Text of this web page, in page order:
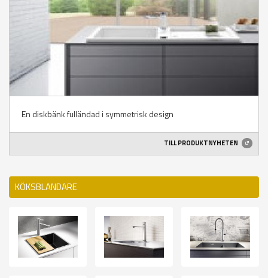
En diskbänk fulländad i symmetrisk design
TILL PRODUKTNYHETEN
KÖKSBLANDARE